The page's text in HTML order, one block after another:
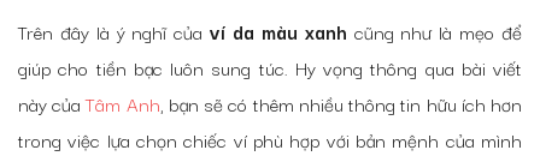
Trên đây là ý nghĩ củaví da màu xanh cũng như là mẹo để
giúp cho tiền bạc luôn sung túc. Hy vọng thông qua bài viết
này củaTâm Anh, bạn sẽ có thêm nhiều thông tin hữu ích hơn
trong việc lựa chọn chiếc ví phù hợp với bản mệnh của mình